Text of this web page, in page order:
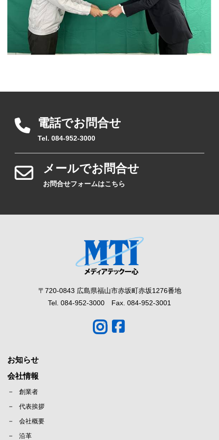
電話でお問合せ
Tel. 084-952-3000
メールでお問合せ
お問合せフォームはこちら
〒720-0843 広島県福山市赤坂町赤坂1276番地
Tel. 084-952-3000 Fax. 084-952-3001
お知らせ
会社情報
創業者
代表挨拶
会社概要
沿革